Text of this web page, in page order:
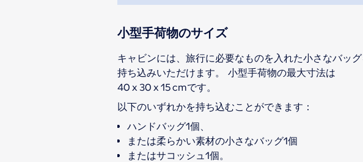
小型手荷物のサイズ
キャビンには、旅行に必要なものを入れた小さなバッグ
持ち込みいただけます。 小型手荷物の最大寸法は
40 x 30 x 15 cmです。
以下のいずれかを持ち込むことができます：
ハンドバッグ1個、
または柔らかい素材の小さなバッグ1個
またはサコッシュ1個。